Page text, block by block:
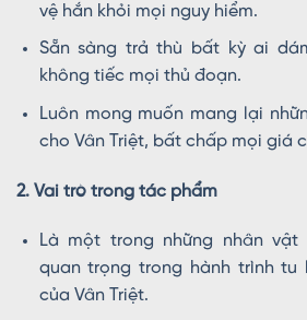
vệ hắn khỏi mọi nguy hiểm.
Sẵn sàng trả thù bất kỳ ai
không tiếc mọi thủ đoạn.
Luôn mong muốn mang lại
cho Vân Triệt, bất chấp mọi giá
2. Vai trò trong tác phẩm
Là một trong những nhân
quan trọng trong hành trình tu
của Vân Triệt.